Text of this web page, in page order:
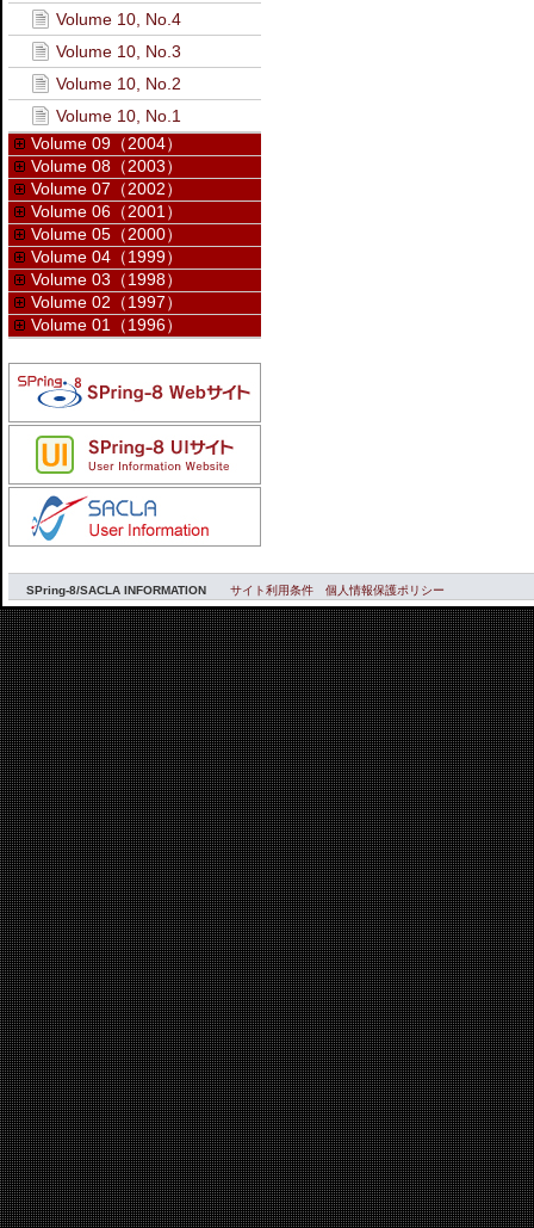
Volume 10, No.4
Volume 10, No.3
Volume 10, No.2
Volume 10, No.1
Volume 09（2004）
Volume 08（2003）
Volume 07（2002）
Volume 06（2001）
Volume 05（2000）
Volume 04（1999）
Volume 03（1998）
Volume 02（1997）
Volume 01（1996）
SPring-8/SACLA INFORMATION サイト利用条件 個人情報保護ポリシー